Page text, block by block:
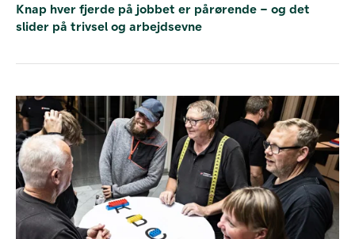
Knap hver fjerde på jobbet er pårørende – og det
slider på trivsel og arbejdsevne